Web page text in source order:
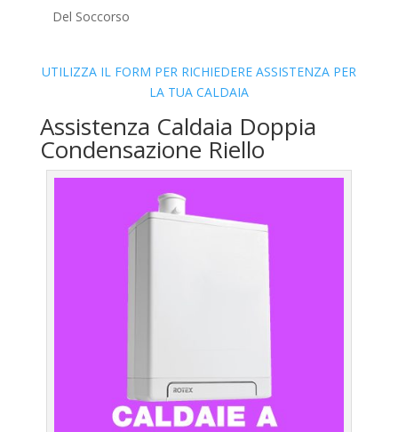
Del Soccorso
UTILIZZA IL FORM PER RICHIEDERE ASSISTENZA PER
LA TUA CALDAIA
Assistenza Caldaia Doppia
Condensazione Riello